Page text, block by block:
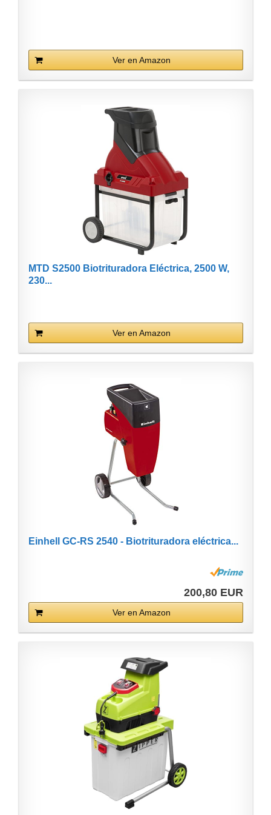
Ver en Amazon
MTD S2500 Biotrituradora Eléctrica, 2500 W,
230...
Ver en Amazon
Einhell GC-RS 2540 - Biotrituradora eléctrica...
200,80 EUR
Ver en Amazon